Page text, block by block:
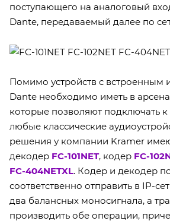
поступающего на аналоговый
Dante, передаваемый далее по
Помимо устройств с встроенным
Dante необходимо иметь в
которые позволяют подключать к
любые классические
решения у компании Kramer
декодер FC-101NET, кодер FC-
FC-404NETXL. Кодер и декодер
соответственно отправить в IP-
два балансных моносигнала, а
производить обе операции,